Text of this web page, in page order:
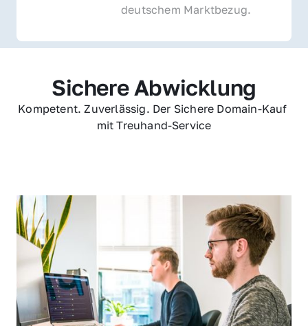
deutschem Marktbezug.
Sichere Abwicklung
Kompetent. Zuverlässig. Der Sichere Domain-Kauf
mit Treuhand-Service